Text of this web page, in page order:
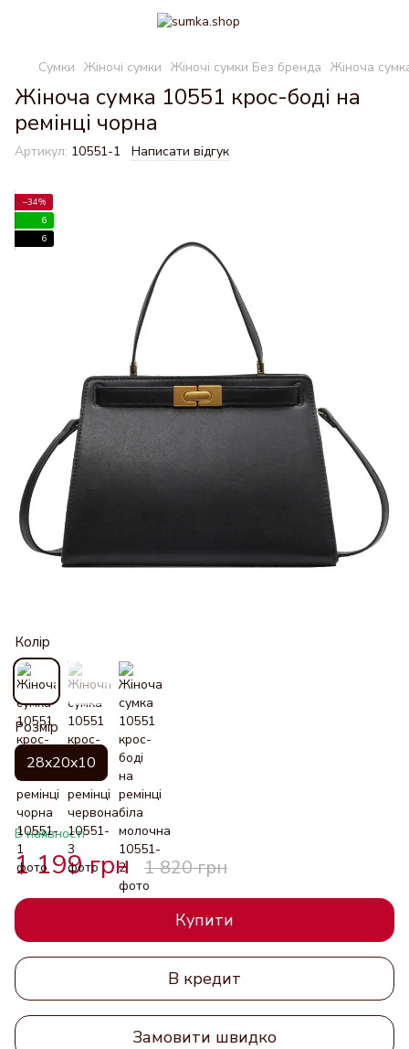
Сумки Жіночі сумки Жіночі сумки Без бренда Жіноча
Жіноча сумка 10551 крос-боді на
ремінці чорна
Артикул: 10551-1 Написати відгук
−34%
6
6
Колір
Розмір
28x20x10
В наявності
1 199 грн 1 820 грн
Купити
В кредит
Замовити швидко